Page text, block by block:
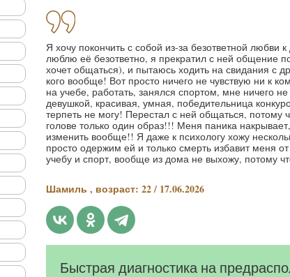
Я хочу покончить с собой из-за безответной
люблю её безответно, я прекратил с ней общение
хочет общаться), и пытаюсь ходить на свидания с
кого вообще! Вот просто ничего не чувствую ни к
на учебе, работать, занялся спортом, мне ничего
девушкой, красивая, умная, победительница
терпеть не могу! Перестал с ней общаться, потому
голове только один образ!!! Меня паника
изменить вообще!! Я даже к психологу хожу
просто одержим ей и только смерть избавит меня
учебу и спорт, вообще из дома не выхожу, потому
Шамиль , возраст: 22 / 17.06.2026
Быстрая диагностика на